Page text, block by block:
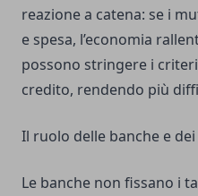
reazione a catena: se i
e spesa, l’economia
possono stringere i
credito, rendendo più
Il ruolo delle banche e
Le banche non fissano i